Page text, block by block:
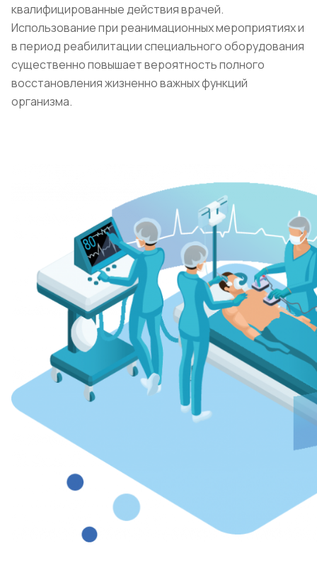
квалифицированные действия врачей.
Использование при реанимационных мероприятиях и
в период реабилитации специального оборудования
существенно повышает вероятность полного
восстановления жизненно важных функций
организма.